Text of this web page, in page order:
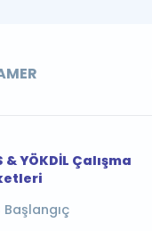
& YÖKDİL Çalışma
Başlangıç